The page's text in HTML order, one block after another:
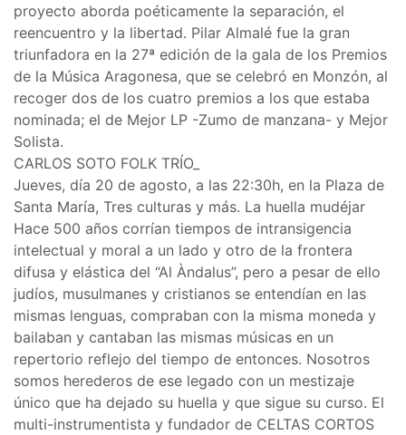
proyecto aborda poéticamente la separación, el
reencuentro y la libertad. Pilar Almalé fue la gran
triunfadora en la 27ª edición de la gala de los Premios
de la Música Aragonesa, que se celebró en Monzón, al
recoger dos de los cuatro premios a los que estaba
nominada; el de Mejor LP -Zumo de manzana- y Mejor
Solista.
CARLOS SOTO FOLK TRÍO_
Jueves, día 20 de agosto, a las 22:30h, en la Plaza de
Santa María, Tres culturas y más. La huella mudéjar
Hace 500 años corrían tiempos de intransigencia
intelectual y moral a un lado y otro de la frontera
difusa y elástica del “Al Àndalus”, pero a pesar de ello
judíos, musulmanes y cristianos se entendían en las
mismas lenguas, compraban con la misma moneda y
bailaban y cantaban las mismas músicas en un
repertorio reflejo del tiempo de entonces. Nosotros
somos herederos de ese legado con un mestizaje
único que ha dejado su huella y que sigue su curso. El
multi-instrumentista y fundador de CELTAS CORTOS